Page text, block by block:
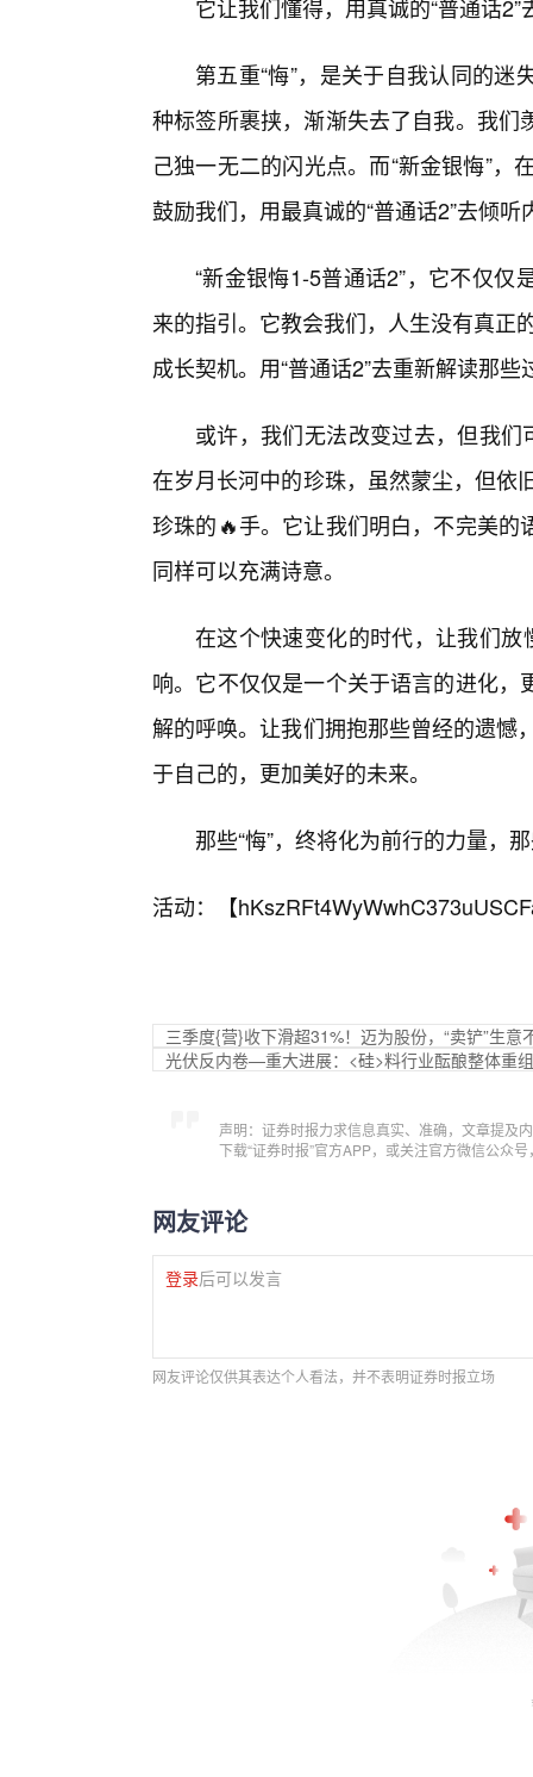
它让我们懂得，用真诚的“普通话
第五重“悔”，是关于自我认同的
种标签所裹挟，渐渐失去了自我。我
己独一无二的闪光点。而“新金银悔”，
鼓励我们，用最真诚的“普通话2”去倾
“新金银悔1-5普通话2”，它不仅
来的指引。它教会我们，人生没有真正
成长契机。用“普通话2”去重新解读那
或许，我们无法改变过去，但我们
在岁月长河中的珍珠，虽然蒙尘，但依
珍珠的🔥手。它让我们明白，不完美
同样可以充满诗意。
在这个快速变化的时代，让我们放
响。它不仅仅是一个关于语言的进化
解的呼唤。让我们拥抱那些曾经的遗憾
于自己的，更加美好的未来。
那些“悔”，终将化为前行的力量，
活动：【
三季度{营}收下滑超31%！迈为股份，“卖铲”生意
光伏反内卷—重大进展：<硅>料行业酝酿整体重
声明：证券时报力求信息真实、准确，文章提及
下载“证券时报”官方APP，或关注官方微信公众
网友评论
登录后可以发言
网友评论仅供其表达个人看法，并不表明证券时报立场